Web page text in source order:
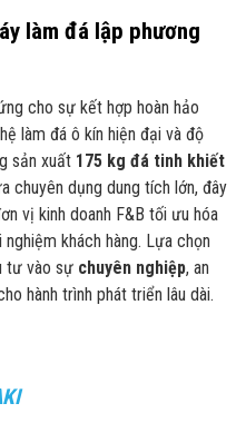
làm đá lập phương
cho sự kết hợp hoàn hảo
làm đá ô kín hiện đại và độ
sản xuất 175 kg đá tinh khiết
chuyên dụng dung tích lớn, đây
vị kinh doanh F&B tối ưu hóa
khách hàng. Lựa chọn
tư vào sự chuyên nghiệp, an
hành trình phát triển lâu dài.